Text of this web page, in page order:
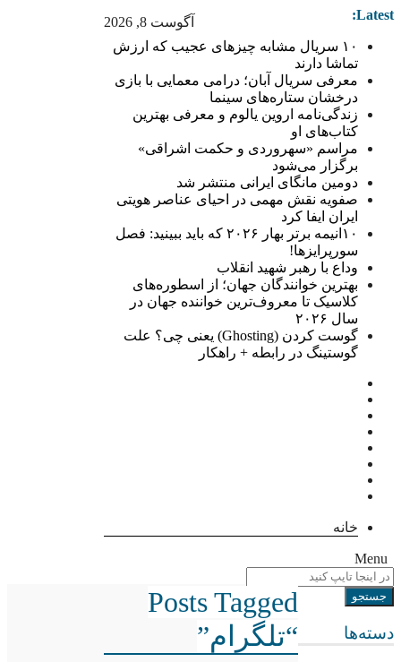
آگوست 8, 2026 Latest:
۱۰ سریال مشابه چیزهای عجیب که ارزش
تماشا دارند
معرفی سریال آبان؛ درامی معمایی با بازی
درخشان ستاره‌های سینما
زندگی‌نامه اروین یالوم و معرفی بهترین
کتاب‌های او
مراسم «سهروردی و حکمت اشراقی»
برگزار می‌شود
دومین مانگای ایرانی منتشر شد
صفویه نقش مهمی در احیای عناصر هویتی
ایران ایفا کرد
۱۰انیمه برتر بهار ۲۰۲۶ که باید ببینید: فصل
سورپرایزها!
وداع با رهبر شهید انقلاب
بهترین خوانندگان جهان؛ از اسطوره‌های
کلاسیک تا معروف‌ترین خواننده جهان در
سال ۲۰۲۶
گوست کردن (Ghosting) یعنی چی؟ علت
گوستینگ در رابطه + راهکار
خانه
Menu
دسته‌ها
Posts Tagged
“تلگرام”